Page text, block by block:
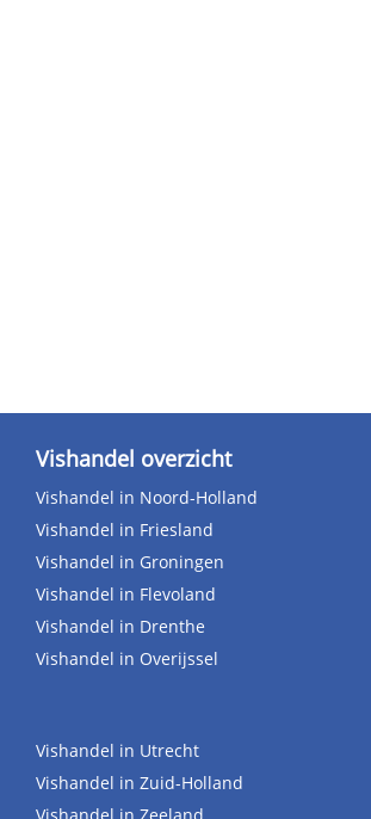
Vishandel overzicht
Vishandel in Noord-Holland
Vishandel in Friesland
Vishandel in Groningen
Vishandel in Flevoland
Vishandel in Drenthe
Vishandel in Overijssel
Vishandel in Utrecht
Vishandel in Zuid-Holland